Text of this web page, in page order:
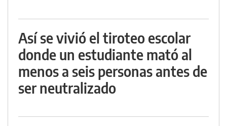
Así se vivió el tiroteo escolar
donde un estudiante mató al
menos a seis personas antes de
ser neutralizado